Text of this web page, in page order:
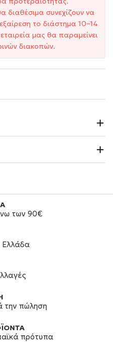
διαθέσιμα συνεχίζουν να
το διάστημα 10–14
μας θα παραμείνει
διακοπών.
των 90€
Ελλάδα
την πώληση
πρότυπα